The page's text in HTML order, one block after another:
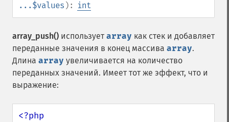
...$values ): int
array_push() использует array как стек и добавляет
переданные значения в конец массива array.
Длина array увеличивается на количество
переданных значений. Имеет тот же эффект, что и
выражение:
<?php